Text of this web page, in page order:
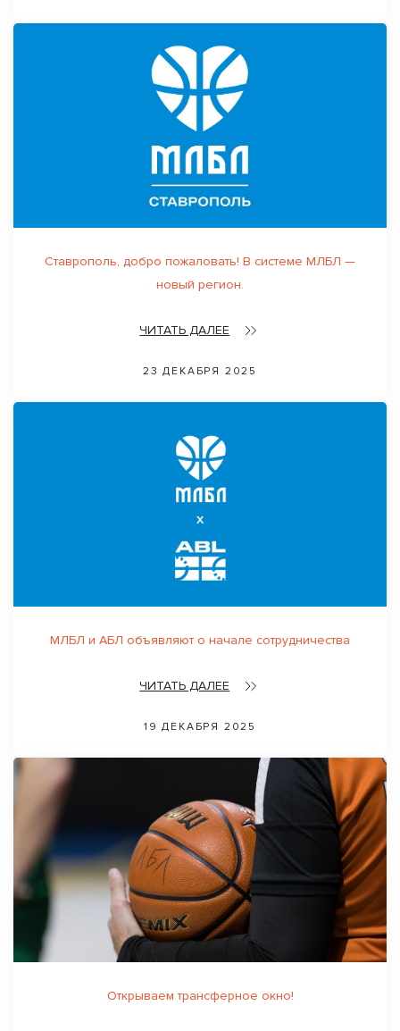
Ставрополь, добро пожаловать! В системе МЛБЛ —
новый регион.
ЧИТАТЬ ДАЛЕЕ
23 ДЕКАБРЯ 2025
МЛБЛ и АБЛ объявляют о начале сотрудничества
ЧИТАТЬ ДАЛЕЕ
19 ДЕКАБРЯ 2025
Открываем трансферное окно!